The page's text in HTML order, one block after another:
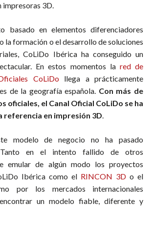
impresoras 3D.
basado en elementos diferenciadores
la formación o el desarrollo de soluciones
CoLiDo Ibérica ha conseguido un
En estos momentos la red de
CoLiDollega a prácticamente
de la geografía española. Con más de
oficiales, el Canal Oficial CoLiDo se ha
referencia en impresión 3D.
modelo de negocio no ha pasado
Tanto en el intento fallido de otros
emular de algún modo los proyectos
Ibérica como el RINCON 3D o el
por los mercados internacionales
un modelo fiable, diferente y